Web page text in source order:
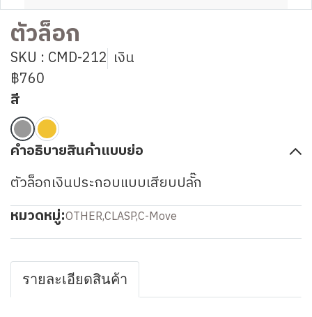
ตัวล็อก
SKU : CMD-212 เงิน
฿760
สี
คำอธิบายสินค้าแบบย่อ
ตัวล็อกเงินประกอบแบบเสียบปลั๊ก
หมวดหมู่:OTHER,CLASP,C-Move
รายละเอียดสินค้า